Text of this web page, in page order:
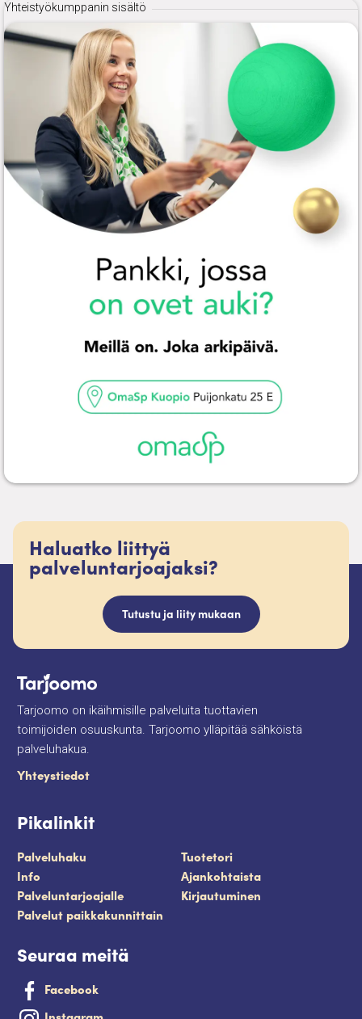
Yhteistyökumppanin sisältö
Haluatko liittyä
palveluntarjoajaksi?
Tutustu ja liity mukaan
Tarjoomo on ikäihmisille palveluita tuottavien
toimijoiden osuuskunta. Tarjoomo ylläpitää sähköistä
palveluhakua.
Yhteystiedot
Pikalinkit
Palveluhaku
Tuotetori
Info
Ajankohtaista
Palveluntarjoajalle
Kirjautuminen
Palvelut paikkakunnittain
Seuraa meitä
Facebook